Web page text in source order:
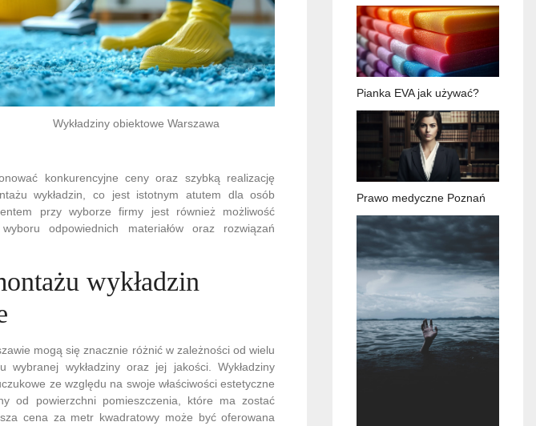
Wykładziny obiektowe Warszawa
konkurencyjne ceny oraz szybką realizację
wykładzin, co jest istotnym atutem dla osób
przy wyborze firmy jest również możliwość
odpowiednich materiałów oraz rozwiązań
wykładzin
mogą się znacznie różnić w zależności od wielu
wykładziny oraz jej jakości. Wykładziny
ze względu na swoje właściwości estetyczne
od powierzchni pomieszczenia, które ma zostać
cena za metr kwadratowy może być oferowana
Pianka EVA jak używać?
Prawo medyczne Poznań